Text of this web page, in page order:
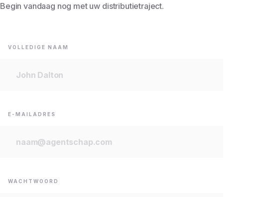
Begin vandaag nog met uw distributietraject.
VOLLEDIGE NAAM
E-MAILADRES
WACHTWOORD